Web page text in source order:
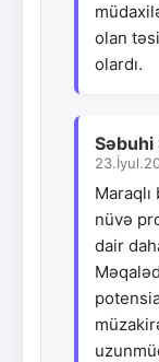
olan
olardı.
Səbuhi
Maraqlı
nüvə
dair